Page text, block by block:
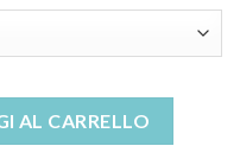
AL CARRELLO